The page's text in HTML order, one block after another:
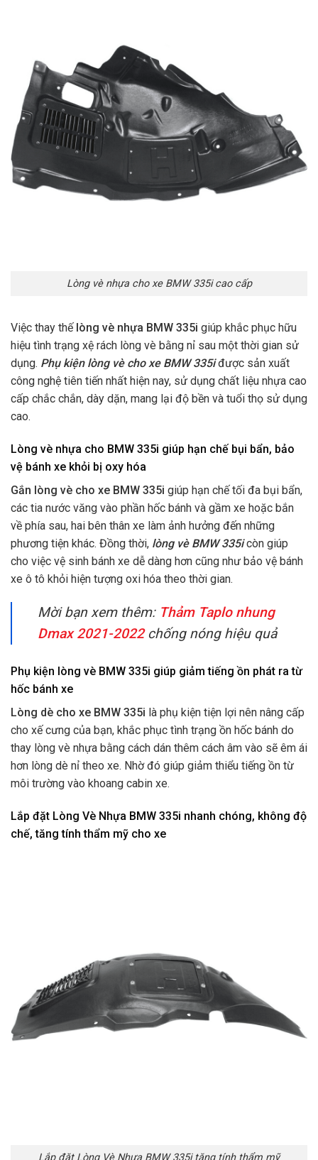
Lòng vè nhựa cho xe BMW 335i cao cấp
Việc thay thếlòng vè nhựa BMW 335i giúp khắc phục hữu
hiệu tình trạng xệ rách lòng vè bằng nỉ sau một thời gian sử
dụng. Phụ kiện lòng vè cho xe BMW 335iđược sản xuất
công nghệ tiên tiến nhất hiện nay, sử dụng chất liệu nhựa cao
cấp chắc chắn, dày dặn, mang lại độ bền và tuổi thọ sử dụng
cao.
Lòng vè nhựa cho BMW 335i giúp hạn chế bụi bẩn, bảo
vệ bánh xe khỏi bị oxy hóa
Gắn lòng vè cho xe BMW 335i giúp hạn chế tối đa bụi bẩn,
các tia nước văng vào phần hốc bánh và gầm xe hoặc bắn
về phía sau, hai bên thân xe làm ảnh hưởng đến những
phương tiện khác. Đồng thời, lòng vè BMW 335icòn giúp
cho việc vệ sinh bánh xe dễ dàng hơn cũng như bảo vệ bánh
xe ô tô khỏi hiện tượng oxi hóa theo thời gian.
Mời bạn xem thêm: Thảm Taplo nhung
Dmax 2021-2022chống nóng hiệu quả
Phụ kiện lòng vè BMW 335i giúp giảm tiếng ồn phát ra từ
hốc bánh xe
Lòng dè cho xe BMW 335i là phụ kiện tiện lợi nên nâng cấp
cho xế cưng của bạn, khắc phục tình trạng ồn hốc bánh do
thay lòng vè nhựa bằng cách dán thêm cách âm vào sẽ êm ái
hơn lòng dè nỉ theo xe. Nhờ đó giúp giảm thiểu tiếng ồn từ
môi trường vào khoang cabin xe.
Lắp đặt Lòng Vè Nhựa BMW 335i nhanh chóng, không độ
chế, tăng tính thẩm mỹ cho xe
Lắp đặt Lòng Vè Nhựa BMW 335i tăng tính thẩm mỹ